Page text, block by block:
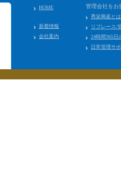
HOME
新着情報
会社案内
管理会社をお
秀栄興産とは
リプレース/
24時間365日
日常管理サ